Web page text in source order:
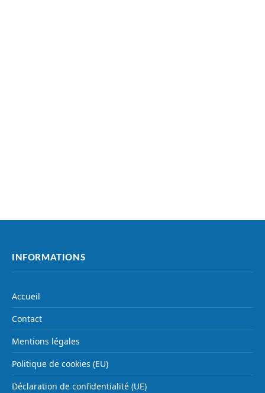
INFORMATIONS
Accueil
Contact
Mentions légales
Politique de cookies (EU)
Déclaration de confidentialité (UE)